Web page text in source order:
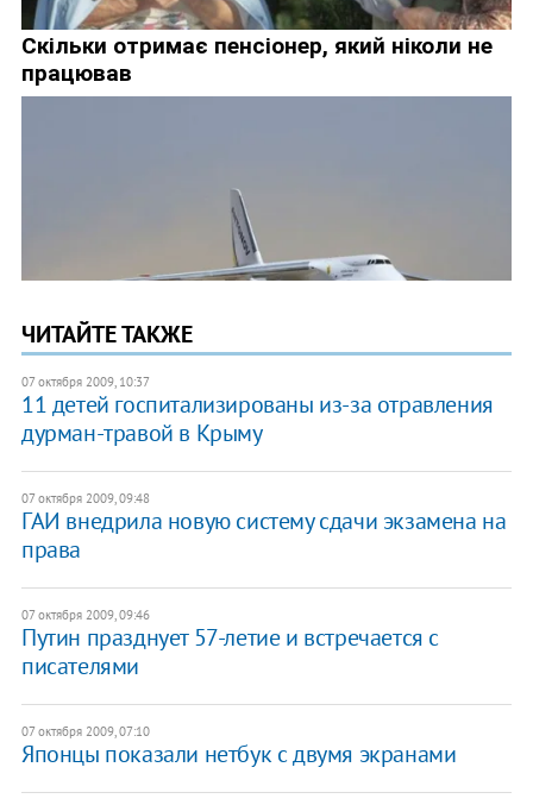
ЧИТАЙТЕ ТАКЖЕ
07 октября 2009, 10:37
11 детей госпитализированы из-за отравления
дурман-травой в Крыму
07 октября 2009, 09:48
ГАИ внедрила новую систему сдачи экзамена на
права
07 октября 2009, 09:46
Путин празднует 57-летие и встречается с
писателями
07 октября 2009, 07:10
Японцы показали нетбук с двумя экранами